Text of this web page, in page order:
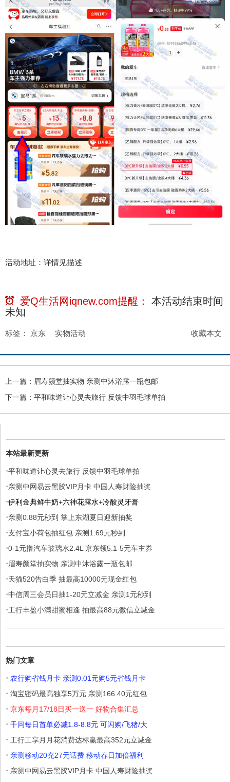
活动地址：详情见描述
爱Q生活网iqnew.com提醒：
本活动结束时间
未知
收藏本文
标签： 京东 实物活动
上一篇： 眉寿颜堂抽实物 亲测中沐浴露一瓶包邮
下一篇： 平和味道让心灵去旅行 反馈中羽毛球单拍
本站最新更新
·平和味道让心灵去旅行 反馈中羽毛球单拍
·亲测中网易云黑胶VIP月卡 中国人寿财险抽奖
·伊利金典鲜牛奶+六神花露水+冷酸灵牙膏
·亲测0.88元秒到 掌上东湖夏日迎新抽奖
·支付宝小荷包抽红包 亲测1.69元秒到
·0-1元撸汽车玻璃水2.4L 京东领5.1-5元车主券
·眉寿颜堂抽实物 亲测中沐浴露一瓶包邮
·天猫520告白季 抽最高10000元现金红包
·中信周三会员日抽1-20元立减金 亲测1元秒到
·工行丰盈小满甜蜜相逢 抽最高88元微信立减金
热门文章
· 农行购省钱月卡 亲测0.01元购5元省钱月卡
· 淘宝密码最高独享5万元 亲测166.40元红包
· 京东每月17/18日买一送一 好物合集汇总
· 千问每日首单必减1.8-8.8元 可闪购/飞猪/大
· 工行工享月月花消费达标赢最高352元立减金
· 亲测移动20充27元话费 移动春日加倍福利
· 亲测中网易云黑胶VIP月卡 中国人寿财险抽奖